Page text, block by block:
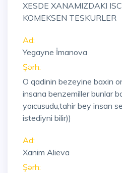
XESDE XANAMIZDAKI
KOMEKSEN TESKURLER
Ad:
Yegayne İmanova
Şərh:
O qadinin bezeyine baxin
insana benzemiller bunlar
yoıcusudu,tahir bey insan
istediyni bilir))
Ad:
Xanim Alieva
Şərh: